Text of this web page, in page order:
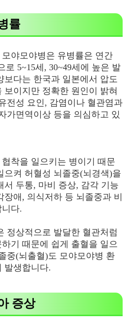
률
야모야병은 유병률은 연간
로 5~15세, 30~49세에 높은 발
보다는 한국과 일본에서 압도
보이지만 정확한 원인이 밝혀
전성 요인, 감염이나 혈관염과
가면역이상 등을 의심하고 있
착을 일으키는 병이기 때문
으켜 허혈성 뇌졸중(뇌경색)을
서 두통, 마비 증상, 감각 기능
애, 의식저하 등 뇌졸중과 비
다.
정상적으로 발달한 혈관처럼
기 때문에 쉽게 출혈을 일으
중(뇌출혈)도 모야모야병 환
발생합니다.
증상